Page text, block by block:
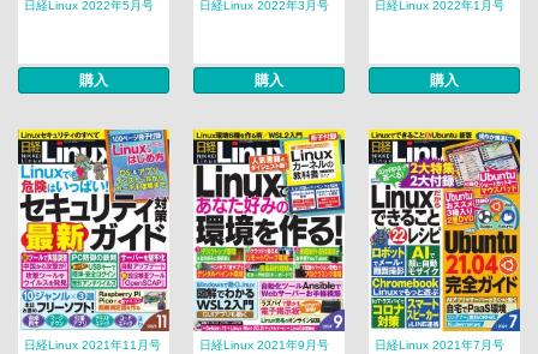
日経Linux 2022年5月号
購入
日経Linux 2022年3月号
購入
日経Linux 2022年1月号
購入
日経Linux 2021年11月号 日経Linux 2021年9月号 日経Linux 2021年7月号